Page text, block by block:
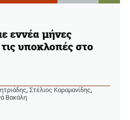
εννέα μήνες
υποκλοπές στο
, Στέλιος Καραμανίδης,
Βακάλη